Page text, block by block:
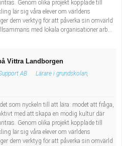
Genom olika projekt kopplade till
lär sig våra elever om världens
dem verktyg för att påverka sin omvärld
med lokala organisationer arb...
Vittra Landborgen
AB
Lärare i grundskolan,
som nyckeln till att lära: modet att fråga,
med att skapa en modig kultur där
Genom olika projekt kopplade till
lär sig våra elever om världens
dem verktyg för att påverka sin omvärld